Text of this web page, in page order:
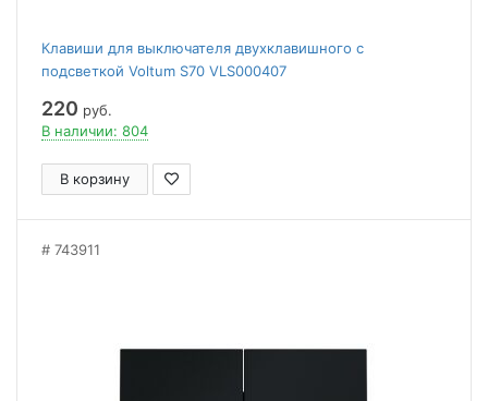
Клавиши для выключателя двухклавишного с
подсветкой Voltum S70 VLS000407
220 руб.
В наличии: 804
В корзину
743911